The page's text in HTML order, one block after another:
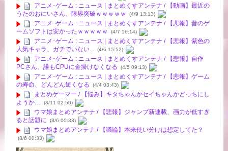
アニメ･ゲーム : ニュース | まとめくすアンテナ / 【動画】最近の
うたのおにいさん、限界突破ｗｗｗｗｗ
(4/9 13:13)
アニメ･ゲーム : ニュース | まとめくすアンテナ / 【悲報】昔のゲ
ームソフトは安かったｗｗｗｗｗ
(4/7 16:14)
アニメ･ゲーム : ニュース | まとめくすアンテナ / 【悲報】紫色の
人気キャラ、ガチでいない... (4/6 15:52)
アニメ･ゲーム : ニュース | まとめくすアンテナ / 【悲報】自作
PCさん、誰もCPUに金掛けなくなる
(4/5 09:13)
アニメ･ゲーム : ニュース | まとめくすアンテナ / 【悲報】ゲーム
の寿命、どんどん短くなる
(4/4 03:43)
まとめゲーマー / 【悩み】キタちゃんかセイちゃんかどっちにし
ようか…
(8/11 02:50)
ウマ娘まとめアンテナ / 【悲報】ジャンプ新連載、画力が低すぎ
ると話題に
(8/6 00:33)
ウマ娘まとめアンテナ / 【議論】本来使い分けは想定してた？
(8/6 00:33)